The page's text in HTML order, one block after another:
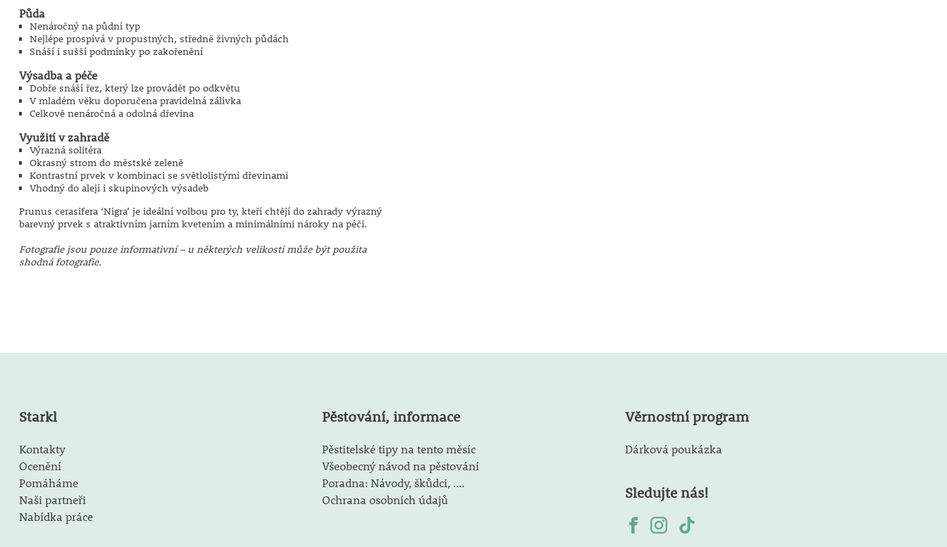
Půda
Nenáročný na půdní typ
Nejlépe prospívá v propustných, středně živných půdách
Snáší i sušší podmínky po zakořenění
Výsadba a péče
Dobře snáší řez, který lze provádět po odkvětu
V mladém věku doporučena pravidelná zálivka
Celkově nenáročná a odolná dřevina
Využití v zahradě
Výrazná solitéra
Okrasný strom do městské zeleně
Kontrastní prvek v kombinaci se světlolistými dřevinami
Vhodný do alejí i skupinových výsadeb
Prunus cerasifera ‘Nigra’ je ideální volbou pro ty, kteří chtějí do zahrady výrazný
barevný prvek s atraktivním jarním kvetením a minimálními nároky na péči.
Fotografie jsou pouze informativní – u některých velikostí může být použita
shodná fotografie.
Starkl
Kontakty
Ocenění
Pomáháme
Naši partneři
Nabídka práce
Pěstování, informace
Pěstitelské tipy na tento měsíc
Všeobecný návod na pěstování
Poradna: Návody, škůdci, ....
Ochrana osobních údajů
Věrnostní program
Dárková poukázka
Sledujte nás!